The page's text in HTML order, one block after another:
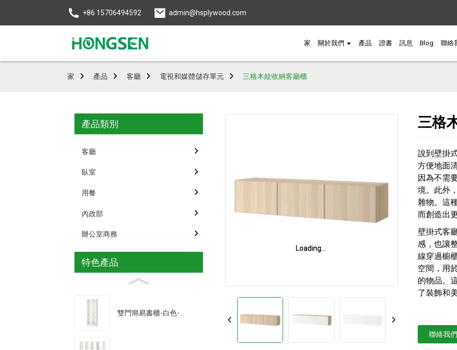
+86 15706494592 admin@hsplywood.com
家 關於我們 產品 證書 訊息 Blog 聯絡
家 產品 客廳 電視和媒體儲存單元 三格木紋收納客廳櫃
產品類別
客廳
臥室
用餐
內政部
辦公室商務
特色產品
雙門簡易書櫃-白色-...
Loading...
Loading...
三格
說到壁掛
方便地面
因為不需
境。此外
雜物。這
而創造出
壁掛式客
感，也讓
線穿過櫥
空間，用
的物品。
了裝飾和
聯絡我們